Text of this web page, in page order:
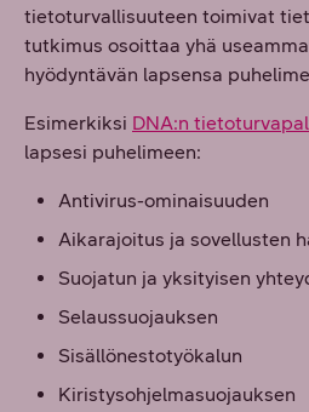
tietoturvallisuuteen toimivat
tutkimus osoittaa yhä
hyödyntävän lapsensa
Esimerkiksi DNA:n
lapsesi puhelimeen:
Antivirus-ominaisuuden
Aikarajoitus ja sovellusten
Suojatun ja yksityisen
Selaussuojauksen
Sisällönestotyökalun
Kiristysohjelmasuojauksen